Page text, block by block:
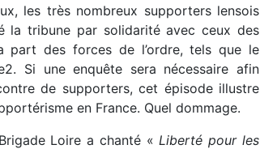
les très nombreux supporters lensois
la tribune par solidarité avec ceux des
part des forces de l’ordre, tels que le
Si une enquête sera nécessaire afin
de supporters, cet épisode illustre
en France. Quel dommage.
Loire a chanté « Liberté pour les